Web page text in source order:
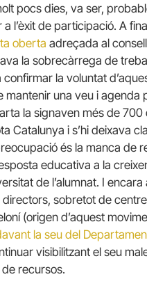
pocs dies, va ser,
l’èxit de participació. A
oberta adreçada al
la sobrecàrrega de
confirmar la voluntat
mantenir una veu i agenda
la signaven més de 700
Catalunya i s’hi deixava
és la manca de
educativa a la
de l’alumnat. I encara
sobretot de
(origen d’aquest
la seu del
visibilitzant el seu
recursos.